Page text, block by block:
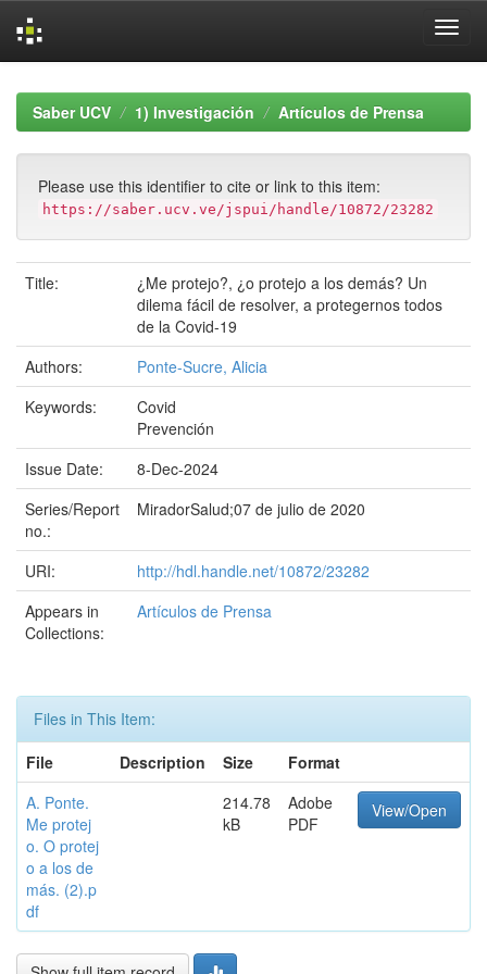
navigationSaber UCV 1) Investigación Artículos de Prensa
Please use this identifier to cite or link to this item:
https://saber.ucv.ve/jspui/handle/10872/23282
Title:
¿Me protejo?, ¿o protejo a los demás? Un
dilema fácil de resolver, a protegernos todos
de la Covid-19
Authors:
Ponte-Sucre, Alicia
Keywords:
Covid
Prevención
Issue Date:
8-Dec-2024
Series/Report
no.:
MiradorSalud;07 de julio de 2020
URI:
http://hdl.handle.net/10872/23282
Appears in
Collections:
Artículos de Prensa
Files in This Item:
File
Description Size
Format
A. Ponte.
Me protej
o. O protej
o a los de
más. (2).p
df
214.78
kB
Adobe
PDF
View/Open